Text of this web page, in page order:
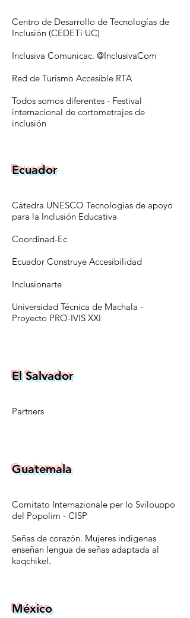
Centro de Desarrollo de Tecnologías de
Inclusión (CEDETi UC)
Inclusiva Comunicac. @InclusivaCom
Red de Turismo Accesible RTA
Todos somos diferentes - Festival
internacional de cortometrajes de
inclusión
Ecuador
Cátedra UNESCO Tecnologías de apoyo
para la Inclusión Educativa
Coordinad-Ec
Ecuador Construye Accesibilidad
Inclusionarte
Universidad Técnica de Machala - ​
Proyecto PRO-IVIS XXI
El Salvador
Partners
Guatemala
Comitato Internazionale per lo Svilouppo
del Popolim - CISP
Señas de corazón. Mujeres indígenas
enseñan lengua de señas adaptada al
kaqchikel.
México